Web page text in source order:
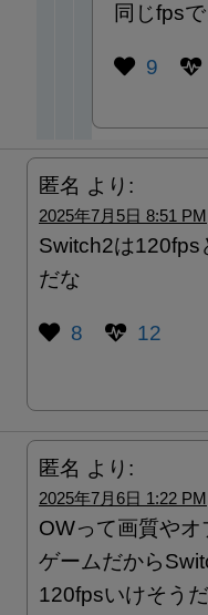
同じfps
9
匿名 より:
2025年7月5日 8:51 PM
Switch2は120fps
だな
8 12
匿名 より:
2025年7月6日 1:22 PM
OWって画質や
ゲームだから
120fpsいけそう